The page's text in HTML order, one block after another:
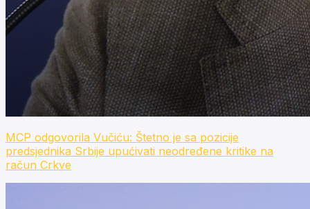
MCP odgovorila Vučiću: Štetno je sa pozicije
predsjednika Srbije upućivati neodređene kritike na
račun Crkve